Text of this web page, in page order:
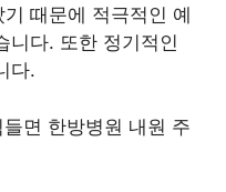
때문에 적극적인 예
니다. 또한 정기적인
다.